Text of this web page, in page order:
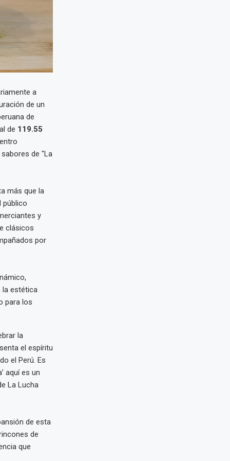
a
de un
de
de 119.55
de "La
más que la
público
y
clásicos
por
la estética
para los
la
el espíritu
el Perú. Es
aquí es un
La Lucha
de esta
de
que